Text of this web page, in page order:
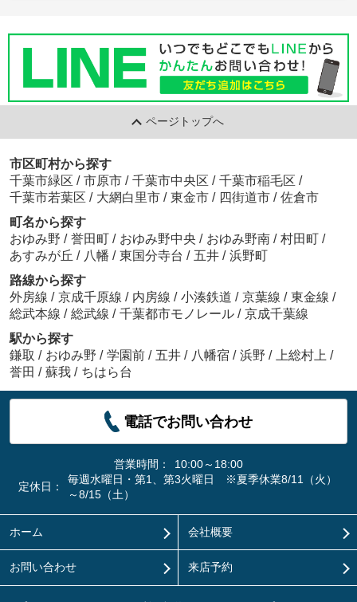
ページトップへ
市区町村から探す
千葉市緑区 / 市原市 / 千葉市中央区 / 千葉市稲毛区 /
千葉市若葉区 / 大網白里市 / 東金市 / 四街道市 / 佐倉市
町名から探す
おゆみ野 / 誉田町 / おゆみ野中央 / おゆみ野南 / 村田町 /
あすみが丘 / 八幡 / 東国分寺台 / 五井 / 浜野町
路線から探す
外房線 / 京成千原線 / 内房線 / 小湊鉄道 / 京葉線 / 東金線 /
総武本線 / 総武線 / 千葉都市モノレール / 京成千葉線
駅から探す
鎌取 / おゆみ野 / 学園前 / 五井 / 八幡宿 / 浜野 / 上総村上 /
誉田 / 蘇我 / ちはら台
電話でお問い合わせ
営業時間：
10:00～18:00
定休日：
毎週水曜日・第1、第3火曜日 ※夏季休業8/11（火）
～8/15（土）
ホーム 会社概要
お問い合わせ 来店予約